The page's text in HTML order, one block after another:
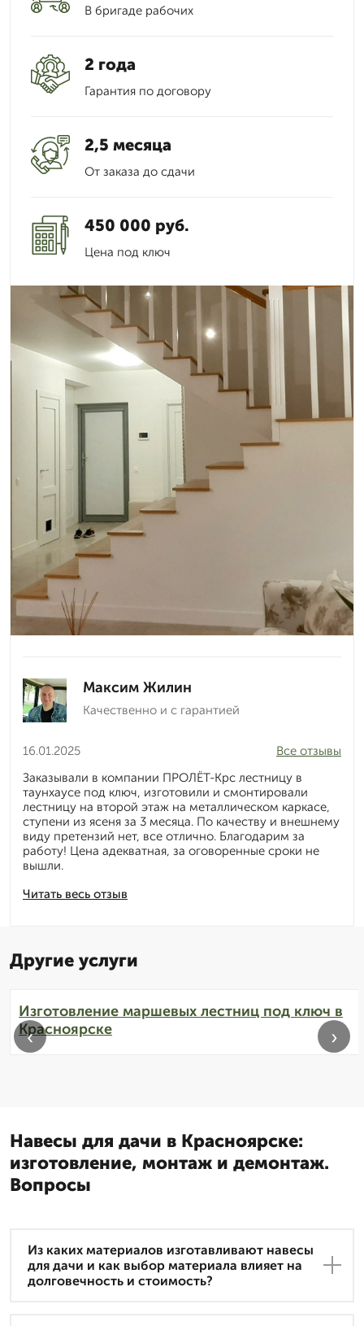
В бригаде рабочих
2 года
Гарантия по договору
2,5 месяца
От заказа до сдачи
450 000 руб.
Цена под ключ
Максим Жилин
Качественно и с гарантией
16.01.2025
Читать весь отзыв
Все отзывы
Заказывали в компании ПРОЛЁТ-Крс лестницу в
таунхаусе под ключ, изготовили и смонтировали
лестницу на второй этаж на металлическом каркасе,
ступени из ясеня за 3 месяца. По качеству и внешнему
виду претензий нет, все отлично. Благодарим за
работу! Цена адекватная, за оговоренные сроки не
вышли.
Другие услуги
Изготовление маршевых лестниц под ключ в
Красноярске
‹ ›
Навесы для дачи в Красноярске:
изготовление, монтаж и демонтаж.
Вопросы
Из каких материалов изготавливают навесы
для дачи и как выбор материала влияет на
долговечность и стоимость?